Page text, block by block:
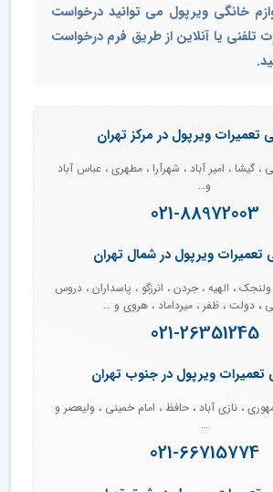
خانگی ویرپول می توانید درخواست
تلفنی یا آنلاین از طریق فرم درخواست
تعمیرات ویرپول در مرکز تهران
گیشا ، امیر آباد ، شهرآرا ، مطهری ، عباس آباد
و…
021-88972003
تعمیرات ویرپول در شمال تهران
ولنجک ، الهیه ، جردن ، انرزگو ، پاسداران ، دروس
، دولت ، ظفر ، میرداماد ، هروی و …
021-26351245
تعمیرات ویرپول در جنوب تهران
، نازی آباد ، حافظ ، امام خمینی ، ولیعصر و
…
021-66715774